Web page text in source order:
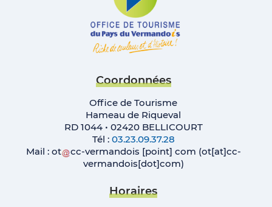
Coordonnées
Office de Tourisme
Hameau de Riqueval
RD 1044 • 02420 BELLICOURT
Tél : 03.23.09.37.28
Mail : ot cc-vermandois [point] com (ot[at]cc-
vermandois[dot]com)
Horaires